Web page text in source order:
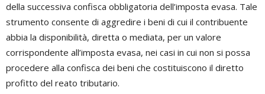
della successiva confisca obbligatoria dell’imposta evasa. Tale
strumento consente di aggredire i beni di cui il contribuente
abbia la disponibilità, diretta o mediata, per un valore
corrispondente all’imposta evasa, nei casi in cui non si possa
procedere alla confisca dei beni che costituiscono il diretto
profitto del reato tributario.